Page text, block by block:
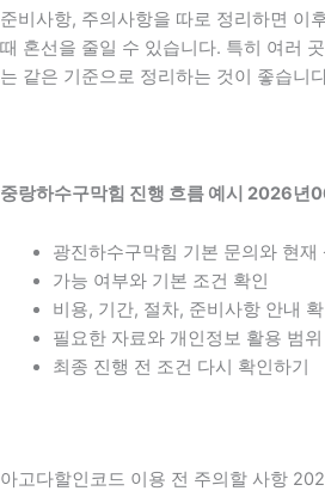
준비사항, 주의사항을 따로 정리하면 이
때 혼선을 줄일 수 있습니다. 특히 여러
는 같은 기준으로 정리하는 것이 좋습니
중랑하수구막힘 진행 흐름 예시 2026
광진하수구막힘 기본 문의와 현재
가능 여부와 기본 조건 확인
비용, 기간, 절차, 준비사항 안내
필요한 자료와 개인정보 활용 범위
최종 진행 전 조건 다시 확인하기
아고다할인코드 이용 전 주의할 사항